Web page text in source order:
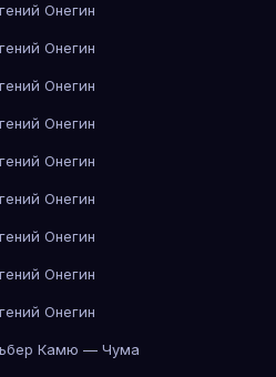
Онегин
Онегин
Онегин
Онегин
Онегин
Онегин
Онегин
Онегин
Онегин
Камю — Чума